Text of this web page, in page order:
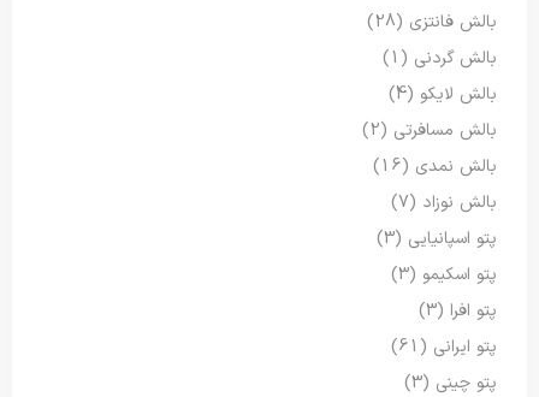
بالش فانتزی (28)
بالش گردنی (1)
بالش لایکو (4)
بالش مسافرتی (2)
بالش نمدی (16)
بالش نوزاد (7)
پتو اسپانیایی (3)
پتو اسکیمو (3)
پتو افرا (3)
پتو ایرانی (61)
پتو چینی (3)